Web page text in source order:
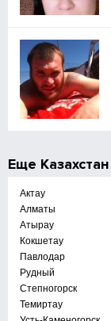
Еще Казахстан
Актау
Алматы
Атырау
Кокшетау
Павлодар
Рудный
Степногорск
Темиртау